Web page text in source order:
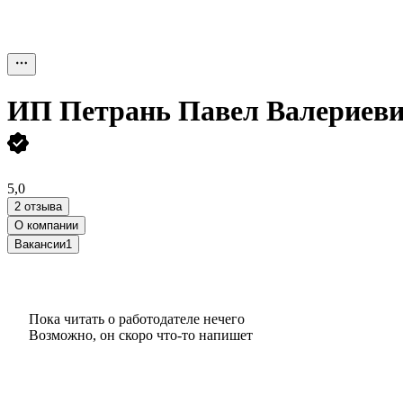
ИП Петрань Павел
5,0
2 отзыва
О компании
Вакансии1
Пока читать о работодателе нечего
Возможно, он скоро что‑то напишет